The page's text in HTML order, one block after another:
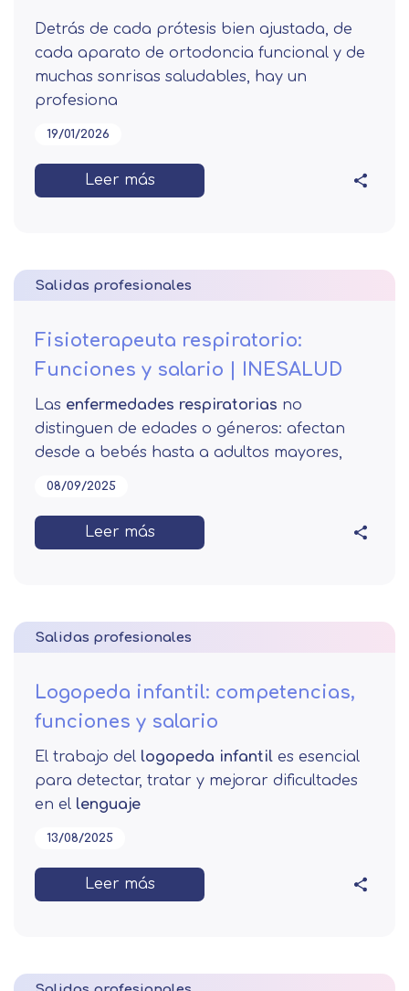
Detrás de cada prótesis bien ajustada, de
cada aparato de ortodoncia funcional y de
muchas sonrisas saludables, hay un
profesiona
19/01/2026
Leer más
Salidas profesionales
Fisioterapeuta respiratorio:
Funciones y salario | INESALUD
Las enfermedades respiratorias no
distinguen de edades o géneros: afectan
desde a bebés hasta a adultos mayores,
08/09/2025
Leer más
Salidas profesionales
Logopeda infantil: competencias,
funciones y salario
El trabajo del logopeda infantil es esencial
para detectar, tratar y mejorar dificultades
en el lenguaje
13/08/2025
Leer más